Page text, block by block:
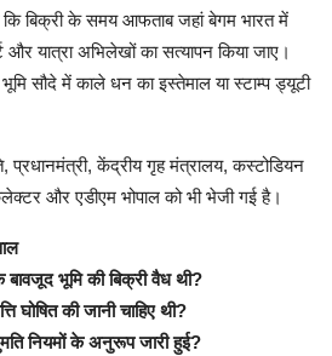
कि बिक्री के समय आफताब जहां बेगम भारत में
और यात्रा अभिलेखों का सत्यापन किया जाए।
सौदे में काले धन का इस्तेमाल या स्टाम्प ड्यूटी
प्रधानमंत्री, केंद्रीय गृह मंत्रालय, कस्टोडियन
और एडीएम भोपाल को भी भेजी गई है।
बावजूद भूमि की बिक्री वैध थी?
की जानी चाहिए थी?
नियमों के अनुरूप जारी हुई?